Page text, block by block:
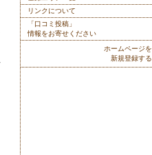
リンクについて
「口コミ投稿」
情報をお寄せください
ホームページを
新規登録する